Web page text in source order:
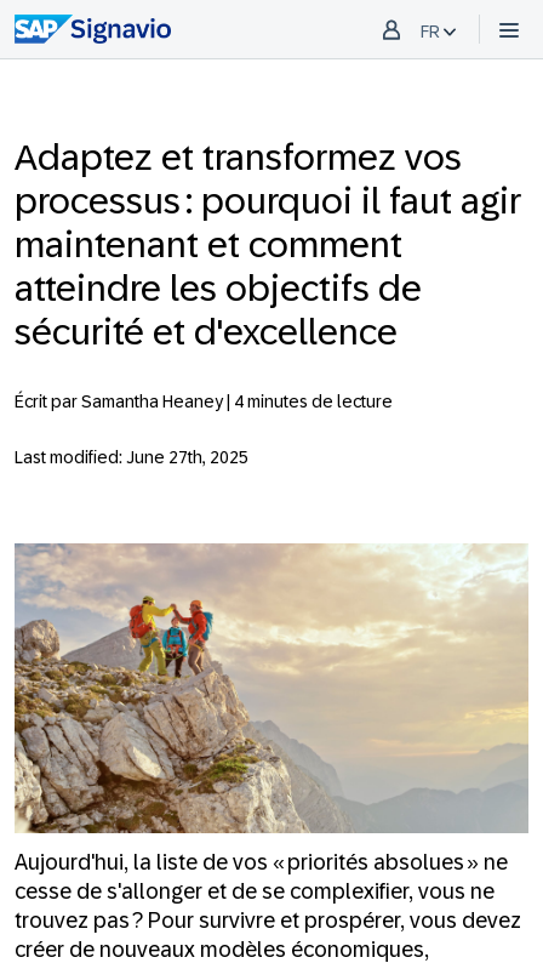
FR
Adaptez et transformez vos
processus : pourquoi il faut agir
maintenant et comment
atteindre les objectifs de
sécurité et d'excellence
Écrit par Samantha Heaney | 4 minutes de lecture
Last modified: June 27th, 2025
Aujourd'hui, la liste de vos « priorités absolues » ne
cesse de s'allonger et de se complexifier, vous ne
trouvez pas ? Pour survivre et prospérer, vous devez
créer de nouveaux modèles économiques,